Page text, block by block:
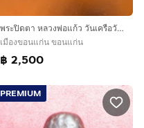
พระปิดตา หลวงพ่อแก้ว วันเครือวัลย์ เนื้อผงคลุกรัก ปี 2431
เมืองขอนแก่น ขอนแก่น
฿ 2,500
PREMIUM